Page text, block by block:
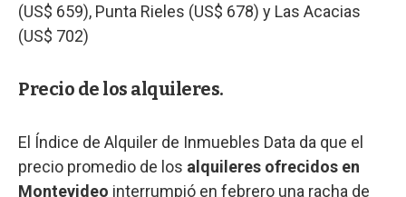
(US$ 659), Punta Rieles (US$ 678) y Las Acacias
(US$ 702)
Precio de los alquileres.
El Índice de Alquiler de Inmuebles Data da que el
precio promedio de los alquileres ofrecidos en
Montevideo interrumpió en febrero una racha de